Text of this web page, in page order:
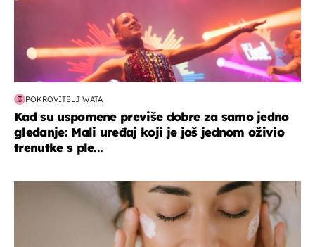
POKROVITELJ WATA
Kad su uspomene previše dobre za samo jedno
gledanje: Mali uređaj koji je još jednom oživio
trenutke s ple...
moda & ljepota